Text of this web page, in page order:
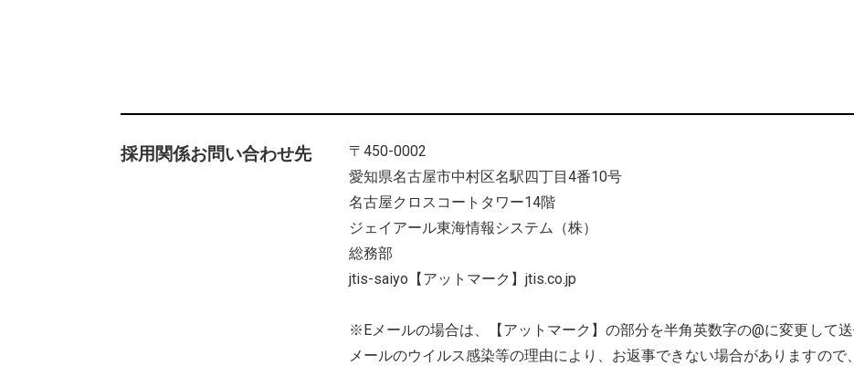
採用関係お問い合わせ先
〒450-0002
愛知県名古屋市中村区名駅四丁目4番10号
名古屋クロスコートタワー14階
ジェイアール東海情報システム（株）
総務部
jtis-saiyo【アットマーク】jtis.co.jp
※Eメールの場合は、【アットマーク】の部分を半角英数字の@に変更して
メールのウイルス感染等の理由により、お返事できない場合がありますの